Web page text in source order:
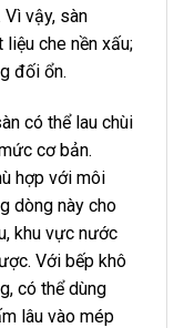
vậy, sàn
che nền xấu;
đối ổn.
có thể lau chùi
cơ bản.
hợp với môi
dòng này cho
khu vực nước
Với bếp khô
có thể dùng
lâu vào mép